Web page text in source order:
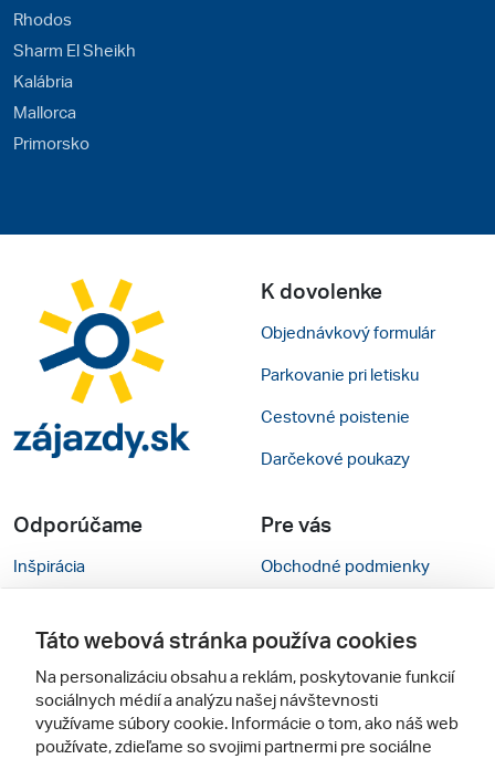
Rhodos
Sharm El Sheikh
Kalábria
Mallorca
Primorsko
K dovolenke
Objednávkový formulár
Parkovanie pri letisku
Cestovné poistenie
Darčekové poukazy
Odporúčame
Inšpirácia
Cestovné kancelárie
Zájezdy.cz
Pre vás
Obchodné podmienky
Nastavenie cookies
Mobilná verzia webu
Táto webová stránka používa cookies
Na personalizáciu obsahu a reklám, poskytovanie funkcií
sociálnych médií a analýzu našej návštevnosti
využívame súbory cookie. Informácie o tom, ako náš web
používate, zdieľame so svojimi partnermi pre sociálne